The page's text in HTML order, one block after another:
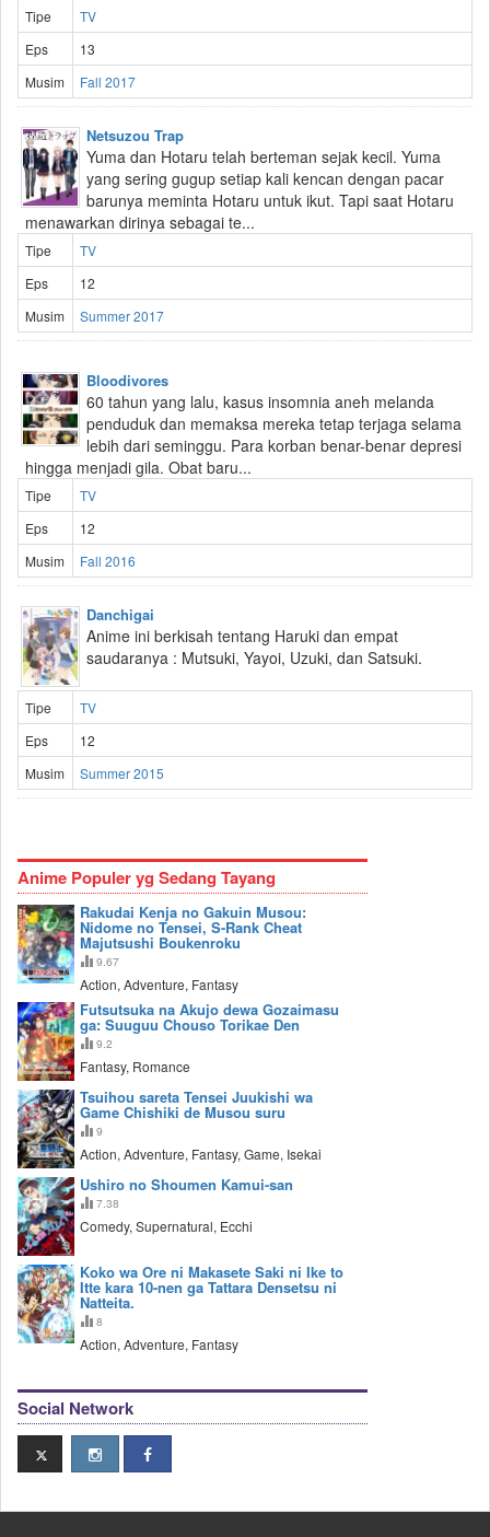
Tipe
TV
Eps
13
Musim
Fall 2017
Netsuzou Trap
Yuma dan Hotaru telah berteman sejak kecil. Yuma
yang sering gugup setiap kali kencan dengan pacar
barunya meminta Hotaru untuk ikut. Tapi saat Hotaru
menawarkan dirinya sebagai te...
Tipe
TV
Eps
12
Musim
Summer 2017
Bloodivores
60 tahun yang lalu, kasus insomnia aneh melanda
penduduk dan memaksa mereka tetap terjaga selama
lebih dari seminggu. Para korban benar-benar depresi
hingga menjadi gila. Obat baru...
Tipe
TV
Eps
12
Musim
Fall 2016
Danchigai
Anime ini berkisah tentang Haruki dan empat
saudaranya : Mutsuki, Yayoi, Uzuki, dan Satsuki.
Tipe
TV
Eps
12
Musim
Summer 2015
Anime Populer yg Sedang Tayang
Rakudai Kenja no Gakuin Musou:
Nidome no Tensei, S-Rank Cheat
Majutsushi Boukenroku
9.67
Action, Adventure, Fantasy
Futsutsuka na Akujo dewa Gozaimasu
ga: Suuguu Chouso Torikae Den
9.2
Fantasy, Romance
Tsuihou sareta Tensei Juukishi wa
Game Chishiki de Musou suru
9
Action, Adventure, Fantasy, Game, Isekai
Ushiro no Shoumen Kamui-san
7.38
Comedy, Supernatural, Ecchi
Koko wa Ore ni Makasete Saki ni Ike to
Itte kara 10-nen ga Tattara Densetsu ni
Natteita.
8
Action, Adventure, Fantasy
Social Network